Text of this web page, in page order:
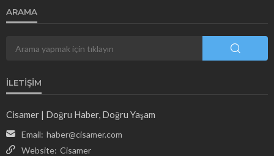
ARAMA
İLETIŞIM
Cisamer | Doğru Haber, Doğru Yaşam
Email: haber@cisamer.com
Website: Cisamer